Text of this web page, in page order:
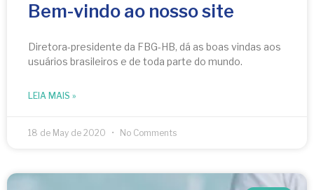
Bem-vindo ao nosso site
Diretora-presidente da FBG-HB, dá as boas vindas aos
usuários brasileiros e de toda parte do mundo.
LEIA MAIS »
18 de May de 2020 No Comments